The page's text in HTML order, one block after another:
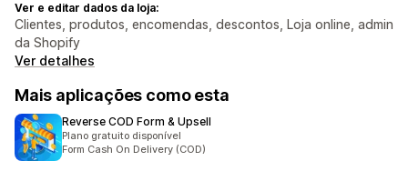
Ver e editar dados da loja:
Clientes, produtos, encomendas, descontos, Loja online, admin
da Shopify
Ver detalhes
Mais aplicações como esta
Reverse COD Form & Upsell
Plano gratuito disponível
Form Cash On Delivery (COD)